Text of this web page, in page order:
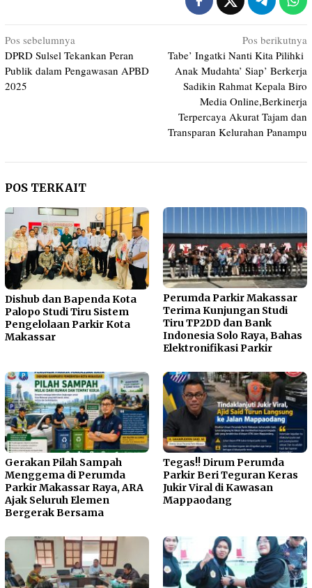
Navigasi
pos
Pos sebelumnya
DPRD Sulsel Tekankan Peran
Publik dalam Pengawasan APBD
2025
Pos berikutnya
Tabe’ Ingatki Nanti Kita Pilihki
Anak Mudahta’ Siap’ Berkerja
Sadikin Rahmat Kepala Biro
Media Online,Berkinerja
Terpercaya Akurat Tajam dan
Transparan Kelurahan Panampu
POS TERKAIT
Dishub dan Bapenda Kota
Palopo Studi Tiru Sistem
Pengelolaan Parkir Kota
Makassar
Perumda Parkir Makassar
Terima Kunjungan Studi
Tiru TP2DD dan Bank
Indonesia Solo Raya, Bahas
Elektronifikasi Parkir
Gerakan Pilah Sampah
Menggema di Perumda
Parkir Makassar Raya, ARA
Ajak Seluruh Elemen
Bergerak Bersama
Tegas!! Dirum Perumda
Parkir Beri Teguran Keras
Jukir Viral di Kawasan
Mappaodang